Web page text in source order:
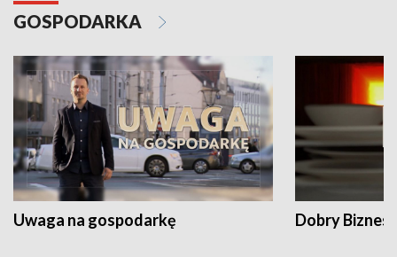
GOSPODARKA
Uwaga na gospodarkę Dobry Biznes